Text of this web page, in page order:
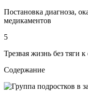
Постановка диагноза,
медикаментов
5
Трезвая жизнь без тяги
Содержание